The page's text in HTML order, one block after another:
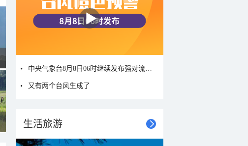
又有两个台风生成了
生活旅游